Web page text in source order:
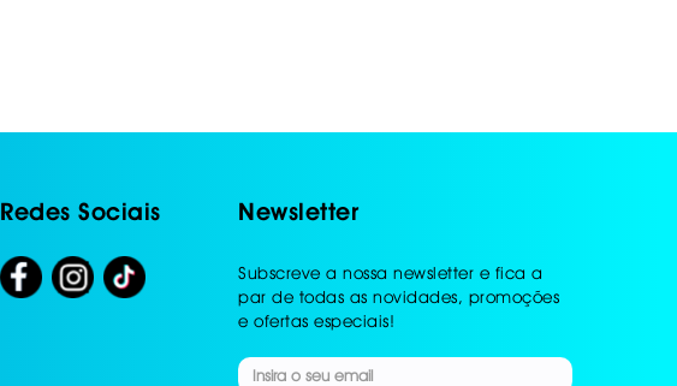
Redes Sociais Newsletter
Subscreve a nossa newsletter e fica a
par de todas as novidades, promoções
e ofertas especiais!